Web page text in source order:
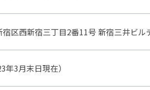
区西新宿三丁目2番11号 新宿三井ビル
3月末日現在）